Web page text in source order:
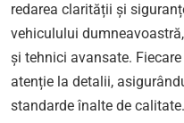
redarea clarității și
vehiculului
și tehnici avansate.
atenție la detalii,
standarde înalte de calitate.